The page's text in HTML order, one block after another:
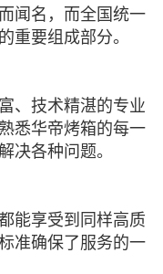
闻名，而全国统一
重要组成部分。
、技术精湛的专业
悉华帝烤箱的每一
决各种问题。
能享受到同样高质
准确保了服务的一